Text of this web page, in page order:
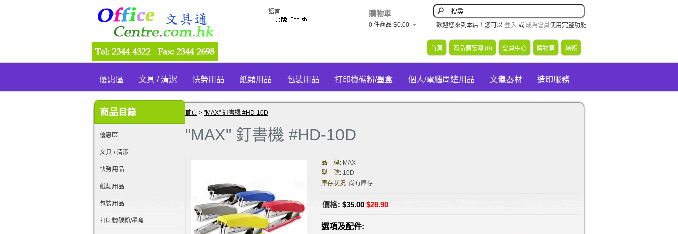
購物車
0 件商品 $0.00
語言
歡迎您來到本店！您可以 登入 或 成為會員使用完整功能
首頁 商品備忘簿 (0) 會員中心 購物車 結帳
優惠區 文具 / 清潔 快勞用品 紙類用品 包裝用品 打印機碳粉/墨盒 個人/電腦周邊用品 文儀器材 造印服務
商品目錄
優惠區
文具 / 清潔
快勞用品
紙類用品
包裝用品
打印機碳粉/墨盒
首頁 > "MAX" 釘書機 #HD-10D
"MAX" 釘書機 #HD-10D
品 牌: MAX
型 號: 10D
庫存狀況: 尚有庫存
價格: $35.00 $28.90
選項及配件: